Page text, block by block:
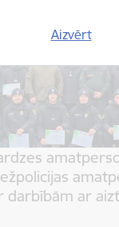
Aizvērt
darbībām ar